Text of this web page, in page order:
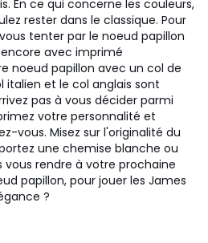
En ce qui concerne les couleurs,
rester dans le classique. Pour
tenter par le noeud papillon
avec imprimé
noeud papillon avec un col de
italien et le col anglais sont
pas à vous décider parmi
votre personnalité et
vous. Misez sur l'originalité du
une chemise blanche ou
vous rendre à votre prochaine
papillon, pour jouer les James
?